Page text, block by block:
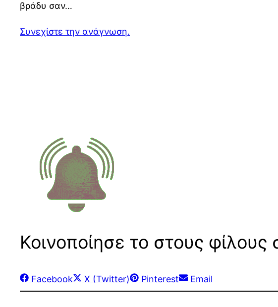
βράδυ σαν…
Συνεχίστε την ανάγνωση.
Κοινοποίησε το στους
Share
on
Facebook
Share
on
X (Twitter)
Share
on
Pinterest
Share
on
Email